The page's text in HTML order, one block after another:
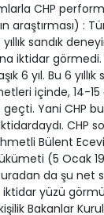
CHP
araştırması) :
sandık
iktidar
6 yıl. Bu 6 yıllık
içinde, 14-15
Yani CHP
CHP
Bülent
(5 Ocak
da şu net
iktidar yüzü
Bakanlar